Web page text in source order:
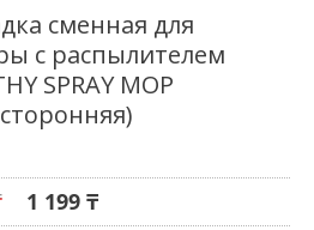
сменная для
с распылителем
SPRAY MOP
1 199 ₸